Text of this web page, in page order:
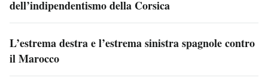
dell’indipendentismo della Corsica
L’estrema destra e l’estrema sinistra spagnole contro
il Marocco